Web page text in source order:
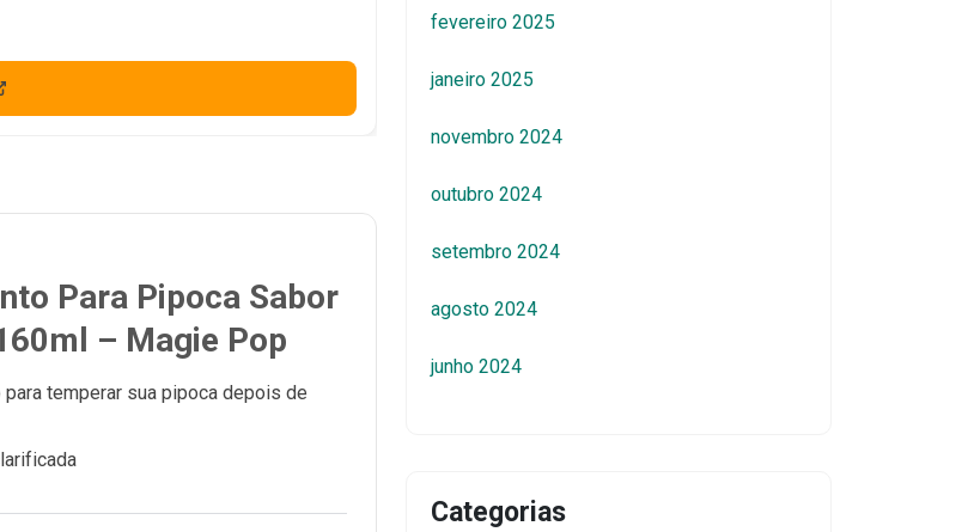
Para Pipoca Sabor
– Magie Pop
temperar sua pipoca depois de
fevereiro 2025
janeiro 2025
novembro 2024
outubro 2024
setembro 2024
agosto 2024
junho 2024
Categorias